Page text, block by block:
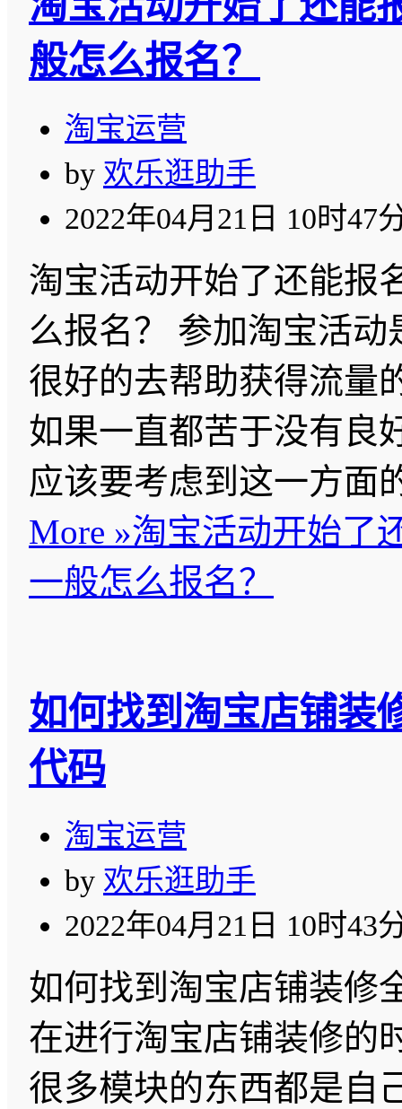
般怎么报名？
淘宝运营
by 欢乐逛助手
2022年04月21日 10时47
淘宝活动开始了还能报
么报名？ 参加淘宝活动
很好的去帮助获得流量
如果一直都苦于没有良
应该要考虑到这一方
More »淘宝活动开始了
一般怎么报名？
如何找到淘宝店铺装
代码
淘宝运营
by 欢乐逛助手
2022年04月21日 10时43
如何找到淘宝店铺装修
在进行淘宝店铺装修的
很多模块的东西都是自